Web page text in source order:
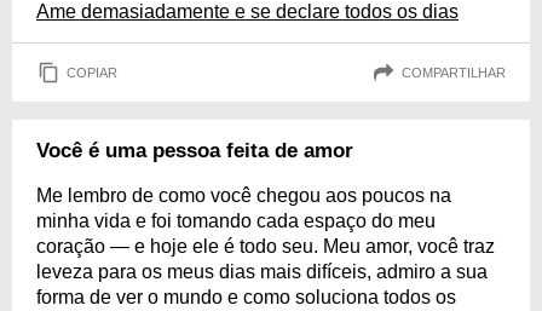
Ame demasiadamente e se declare todos os dias
COPIAR COMPARTILHAR
Você é uma pessoa feita de amor
Me lembro de como você chegou aos poucos na
minha vida e foi tomando cada espaço do meu
coração — e hoje ele é todo seu. Meu amor, você traz
leveza para os meus dias mais difíceis, admiro a sua
forma de ver o mundo e como soluciona todos os